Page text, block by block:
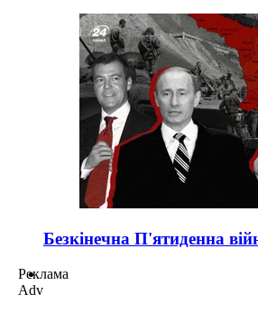
Безкінечна П'ятиденна
Реклама
Adv